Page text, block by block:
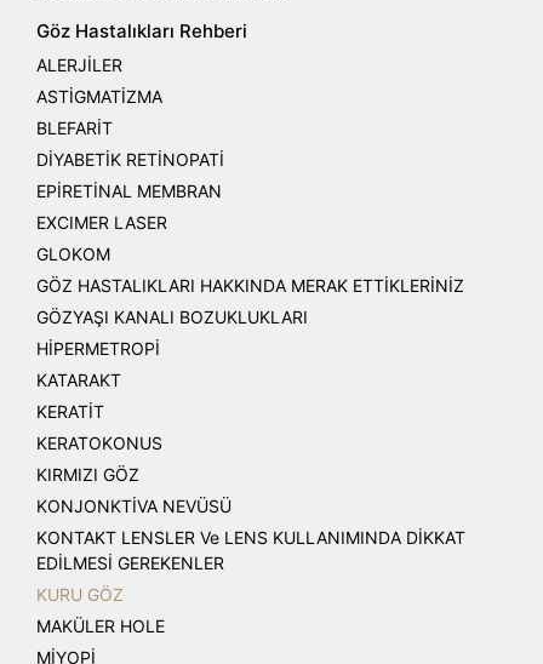
Göz Hastalıkları Rehberi
ALERJİLER
ASTİGMATİZMA
BLEFARİT
DİYABETİK RETİNOPATİ
EPİRETİNAL MEMBRAN
EXCIMER LASER
GLOKOM
GÖZ HASTALIKLARI HAKKINDA MERAK ETTİKLERİNİZ
GÖZYAŞI KANALI BOZUKLUKLARI
HİPERMETROPİ
KATARAKT
KERATİT
KERATOKONUS
KIRMIZI GÖZ
KONJONKTİVA NEVÜSÜ
KONTAKT LENSLER Ve LENS KULLANIMINDA DİKKAT
EDİLMESİ GEREKENLER
KURU GÖZ
MAKÜLER HOLE
MİYOPİ